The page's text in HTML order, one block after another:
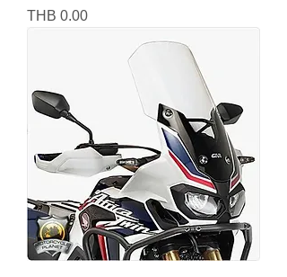
Price
THB 0.00